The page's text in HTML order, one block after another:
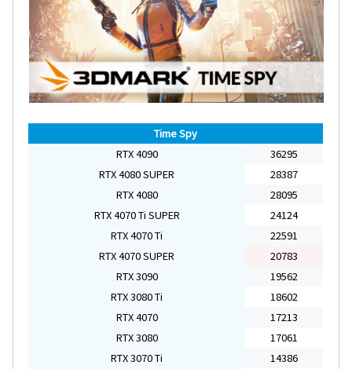
Time Spy
RTX 4090
36295
RTX 4080 SUPER
28387
RTX 4080
28095
RTX 4070 Ti SUPER
24124
RTX 4070 Ti
22591
RTX 4070 SUPER
20783
RTX 3090
19562
RTX 3080 Ti
18602
RTX 4070
17213
RTX 3080
17061
RTX 3070 Ti
14386